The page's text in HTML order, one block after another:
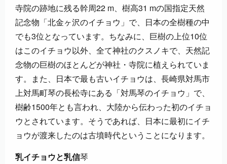
寺院の跡地に残る幹周22 m、樹高31 mの国指定天然
記念物「北金ヶ沢のイチョウ」で、日本の全樹種の中
でも3位となっています。ちなみに、巨樹の上位10位
はこのイチョウ以外、全て神社のクスノキで、天然記
念物の巨樹のほとんどが神社・寺院に植えられていま
す。また、日本で最も古いイチョウは、長崎県対馬市
上対馬町琴の長松寺にある「対馬琴のイチョウ」で、
樹齢1500年とも言われ、大陸から伝わった初のイチョ
ウとされています。そうであれば、日本に最初にイチ
ョウが渡来したのは古墳時代ということになります。
乳イチョウと乳信琴